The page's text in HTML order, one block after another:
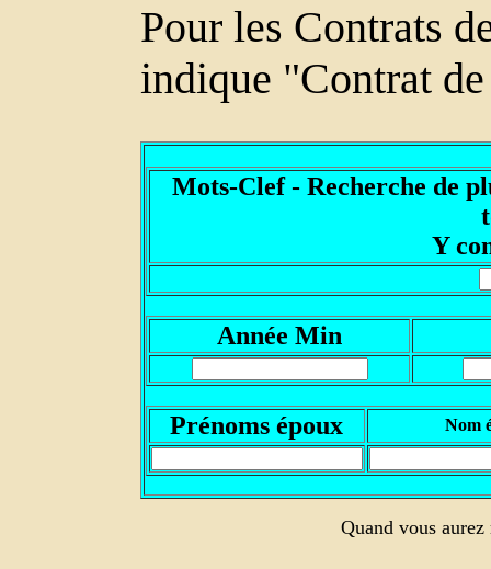
Pour les Contrats
indique "Contrat
Mots-Clef - Recherche de
Y
Année Min
Prénoms époux Nom
Quand vous